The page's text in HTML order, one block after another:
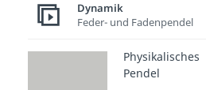
Dynamik
Feder- und Fadenpendel
Physikalisches
Pendel